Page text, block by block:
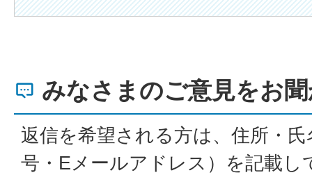
みなさまのご意見をお
返信を希望される方は、住所・
号・Eメールアドレス）を記載し